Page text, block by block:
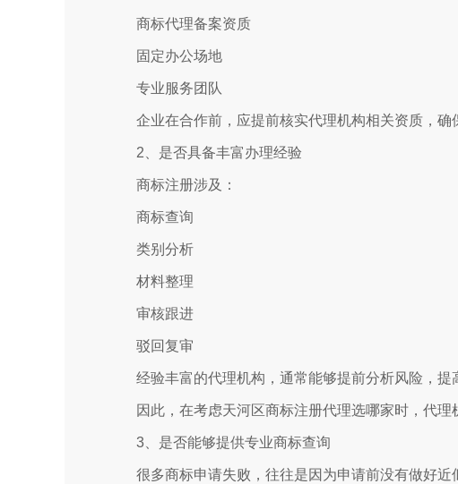
商标代理备案资质
固定办公场地
专业服务团队
企业在合作前，应提前核实代理机构相关资质，确
2、是否具备丰富办理经验
商标注册涉及：
商标查询
类别分析
材料整理
审核跟进
驳回复审
经验丰富的代理机构，通常能够提前分析风险，提
因此，在考虑天河区商标注册代理选哪家时，代理
3、是否能够提供专业商标查询
很多商标申请失败，往往是因为申请前没有做好近